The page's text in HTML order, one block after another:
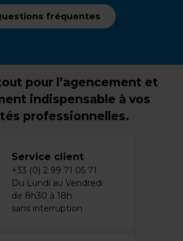
fréquentes
pour l’agencement et
indispensable à vos
professionnelles.
Service client
+33 (0) 2 99 71 05 71
Du Lundi au Vendredi
de 8h30 à 18h
sans interruption